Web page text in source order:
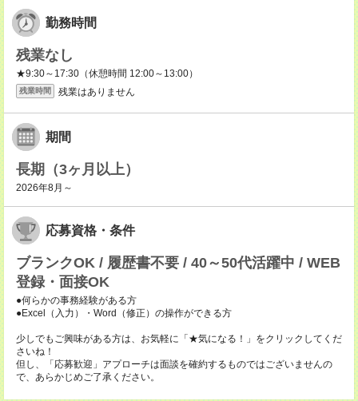
勤務時間
残業なし
★9:30～17:30（休憩時間 12:00～13:00）
残業時間 残業はありません
期間
長期（3ヶ月以上）
2026年8月～
応募資格・条件
ブランクOK / 履歴書不要 / 40～50代活躍中 / WEB
登録・面接OK
●何らかの事務経験がある方
●Excel（入力）・Word（修正）の操作ができる方
少しでもご興味がある方は、お気軽に「★気になる！」をクリックしてくだ
さいね！
但し、「応募歓迎」アプローチは面談を確約するものではございませんの
で、あらかじめご了承ください。